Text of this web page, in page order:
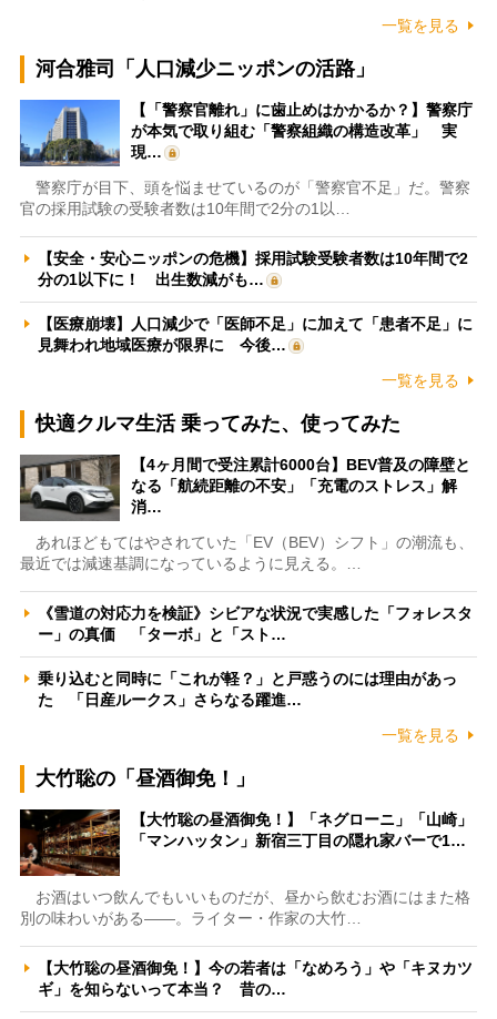
一覧を見る
河合雅司「人口減少ニッポンの活路」
【「警察官離れ」に歯止めはかかるか？】警察庁
が本気で取り組む「警察組織の構造改革」 実
現…
警察庁が目下、頭を悩ませているのが「警察官不足」だ。警察
官の採用試験の受験者数は10年間で2分の1以…
【安全・安心ニッポンの危機】採用試験受験者数は10年間で2
分の1以下に！ 出生数減がも…
【医療崩壊】人口減少で「医師不足」に加えて「患者不足」に
見舞われ地域医療が限界に 今後…
一覧を見る
快適クルマ生活 乗ってみた、使ってみた
【4ヶ月間で受注累計6000台】BEV普及の障壁と
なる「航続距離の不安」「充電のストレス」解
消…
あれほどもてはやされていた「EV（BEV）シフト」の潮流も、
最近では減速基調になっているように見える。…
《雪道の対応力を検証》シビアな状況で実感した「フォレスタ
ー」の真価 「ターボ」と「スト…
乗り込むと同時に「これが軽？」と戸惑うのには理由があっ
た 「日産ルークス」さらなる躍進…
一覧を見る
大竹聡の「昼酒御免！」
【大竹聡の昼酒御免！】「ネグローニ」「山崎」
「マンハッタン」新宿三丁目の隠れ家バーで1…
お酒はいつ飲んでもいいものだが、昼から飲むお酒にはまた格
別の味わいがある――。ライター・作家の大竹…
【大竹聡の昼酒御免！】今の若者は「なめろう」や「キヌカツ
ギ」を知らないって本当？ 昔の…